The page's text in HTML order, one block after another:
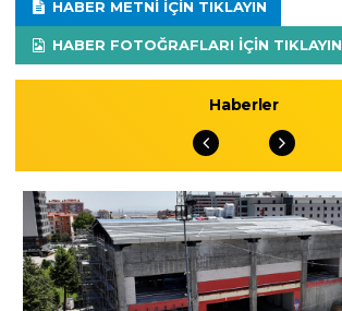
HABER METNI IÇIN TIKLAYIN
HABER FOTOĞRAFLARI IÇIN TIKLAYIN
Haberler